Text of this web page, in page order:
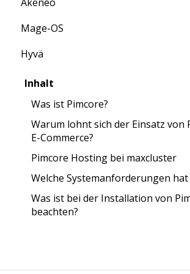
Weitere Informationen
Anleitung
FAQ
Mage-OS
FAQ
Hyvä
FAQ
Inhalt
Was ist Pimcore?
Warum lohnt sich der Einsatz von
E-Commerce?
Pimcore Hosting bei maxcluster
Welche Systemanforderungen hat
Was ist bei der Installation von
beachten?